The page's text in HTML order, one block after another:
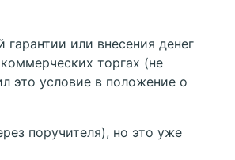
или внесения денег
торгах (не
это условие в положение о
поручителя), но это уже